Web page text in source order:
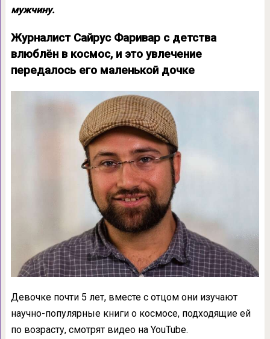
мужчину.
Журналист Сайрус Фаривар с детства
влюблён в космос, и это увлечение
передалось его маленькой дочке
Девочке почти 5 лет, вместе с отцом они изучают
научно-популярные книги о космосе, подходящие ей
по возрасту, смотрят видео на YouTube.